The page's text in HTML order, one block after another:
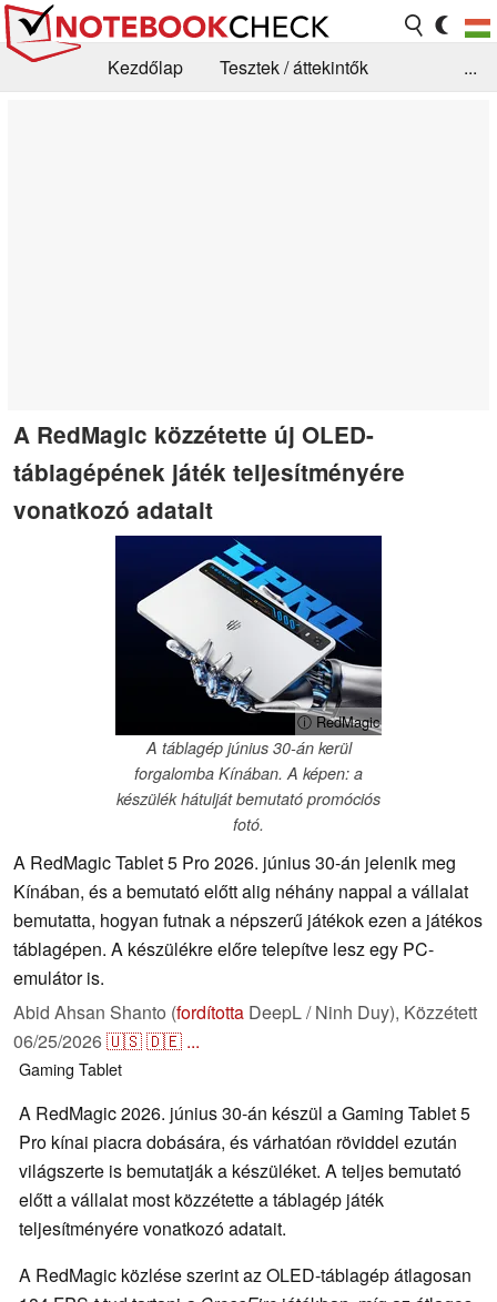
Kezdőlap
Tesztek / áttekintők
...
A RedMagic közzétette új OLED-
táblagépének játék teljesítményére
vonatkozó adatait
ⓘ RedMagic
A táblagép június 30-án kerül
forgalomba Kínában. A képen: a
készülék hátulját bemutató promóciós
fotó.
A RedMagic Tablet 5 Pro 2026. június 30-án jelenik meg
Kínában, és a bemutató előtt alig néhány nappal a vállalat
bemutatta, hogyan futnak a népszerű játékok ezen a játékos
táblagépen. A készülékre előre telepítve lesz egy PC-
emulátor is.
Abid Ahsan Shanto (fordította DeepL / Ninh Duy), Közzétett
06/25/2026🇺🇸🇩🇪 ...
Gaming Tablet
A RedMagic 2026. június 30-án készül a Gaming Tablet 5
Pro kínai piacra dobására, és várhatóan röviddel ezután
világszerte is bemutatják a készüléket. A teljes bemutató
előtt a vállalat most közzétette a táblagép játék
teljesítményére vonatkozó adatait.
A RedMagic közlése szerint az OLED-táblagép átlagosan